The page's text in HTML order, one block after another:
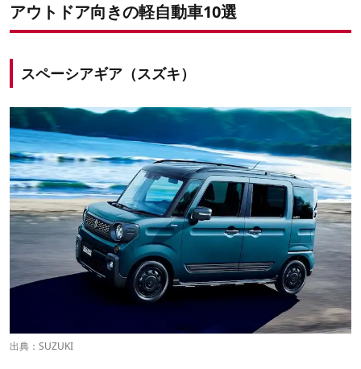
アウトドア向きの軽自動車10選
スペーシアギア（スズキ）
出典： SUZUKI